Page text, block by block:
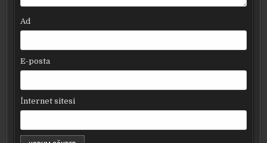
Ad
E-posta
İnternet sitesi